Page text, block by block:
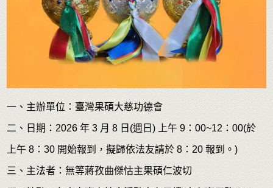
一、主辦單位：臺灣果碩大慈功德會
二、日期：2026 年 3 月 8 日(週日) 上午 9：00~12：00(於
上午 8：30 開始報到，擬歸依法友請於 8：20 報到。)
三、主法者：無等蔣孜曲傑怙主果碩仁波切